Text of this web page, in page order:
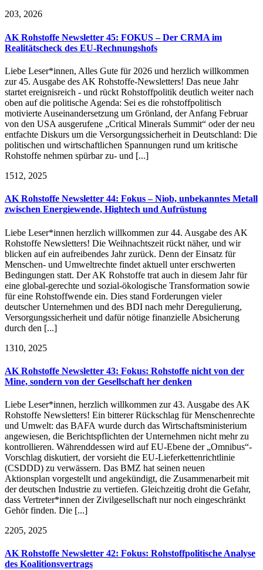
203, 2026
AK Rohstoffe Newsletter 45: FOKUS – Der CRMA im
Realitätscheck des EU-Rechnungshofs
Liebe Leser*innen, Alles Gute für 2026 und herzlich willkommen
zur 45. Ausgabe des AK Rohstoffe-Newsletters! Das neue Jahr
startet ereignisreich - und rückt Rohstoffpolitik deutlich weiter nach
oben auf die politische Agenda: Sei es die rohstoffpolitisch
motivierte Auseinandersetzung um Grönland, der Anfang Februar
von den USA ausgerufene „Critical Minerals Summit“ oder der neu
entfachte Diskurs um die Versorgungssicherheit in Deutschland: Die
politischen und wirtschaftlichen Spannungen rund um kritische
Rohstoffe nehmen spürbar zu- und [...]
1512, 2025
AK Rohstoffe Newsletter 44: Fokus – Niob, unbekanntes Metall
zwischen Energiewende, Hightech und Aufrüstung
Liebe Leser*innen herzlich willkommen zur 44. Ausgabe des AK
Rohstoffe Newsletters! Die Weihnachtszeit rückt näher, und wir
blicken auf ein aufreibendes Jahr zurück. Denn der Einsatz für
Menschen- und Umweltrechte findet aktuell unter erschwerten
Bedingungen statt. Der AK Rohstoffe trat auch in diesem Jahr für
eine global-gerechte und sozial-ökologische Transformation sowie
für eine Rohstoffwende ein. Dies stand Forderungen vieler
deutscher Unternehmen und des BDI nach mehr Deregulierung,
Versorgungssicherheit und dafür nötige finanzielle Absicherung
durch den [...]
1310, 2025
AK Rohstoffe Newsletter 43: Fokus: Rohstoffe nicht von der
Mine, sondern von der Gesellschaft her denken
Liebe Leser*innen, herzlich willkommen zur 43. Ausgabe des AK
Rohstoffe Newsletters! Ein bitterer Rückschlag für Menschenrechte
und Umwelt: das BAFA wurde durch das Wirtschaftsministerium
angewiesen, die Berichtspflichten der Unternehmen nicht mehr zu
kontrollieren. Währenddessen wird auf EU-Ebene der „Omnibus“-
Vorschlag diskutiert, der vorsieht die EU-Lieferkettenrichtlinie
(CSDDD) zu verwässern. Das BMZ hat seinen neuen
Aktionsplan vorgestellt und angekündigt, die Zusammenarbeit mit
der deutschen Industrie zu vertiefen. Gleichzeitig droht die Gefahr,
dass Vertreter*innen der Zivilgesellschaft nur noch eingeschränkt
Gehör finden. Die [...]
2205, 2025
AK Rohstoffe Newsletter 42: Fokus: Rohstoffpolitische Analyse
des Koalitionsvertrags